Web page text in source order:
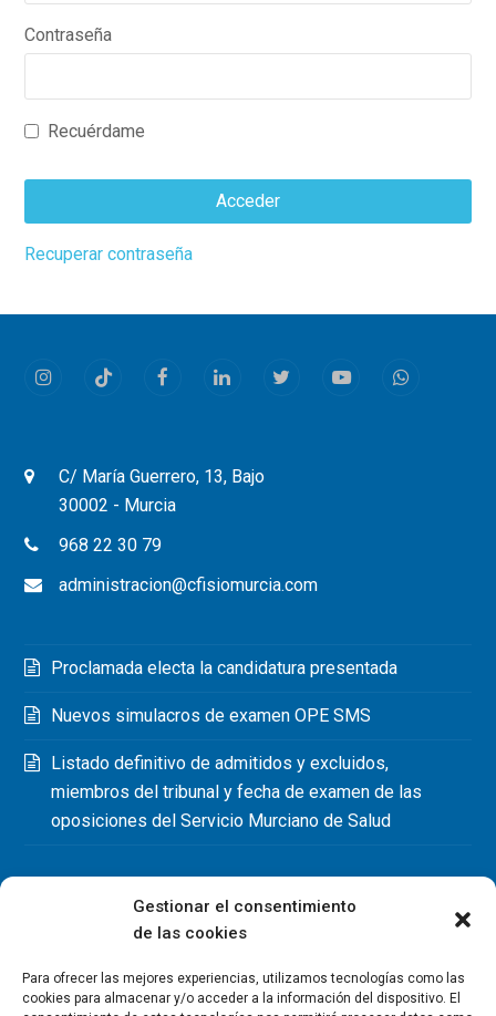
Gestionar el consentimiento
de las cookies
Para ofrecer las mejores experiencias, utilizamos tecnologías como las
cookies para almacenar y/o acceder a la información del dispositivo. El
Contraseña
Recuérdame
Acceder
This
should
left
Recuperar contraseña
InstagramTiktok FacebookLinkedInTwitterYoutubeWhatsapp
C/ María Guerrero, 13, Bajo
30002 - Murcia
968 22 30 79
administracion@cfisiomurcia.com
Proclamada electa la candidatura presentada
Nuevos simulacros de examen OPE SMS
Listado definitivo de admitidos y excluidos,
miembros del tribunal y fecha de examen de las
oposiciones del Servicio Murciano de Salud